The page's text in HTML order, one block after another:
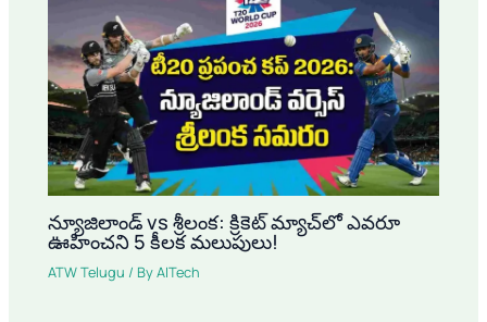
న్యూజిలాండ్ vs శ్రీలంక: క్రికెట్ మ్యాచ్‌లో ఎవరూ
ఊహించని 5 కీలక మలుపులు!
ATW Telugu / ByAITech